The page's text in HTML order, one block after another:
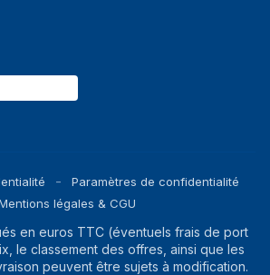
Paramètres de confidentialité
légales & CGU
en euros TTC (éventuels frais de port
le classement des offres, ainsi que les
peuvent être sujets à modification.